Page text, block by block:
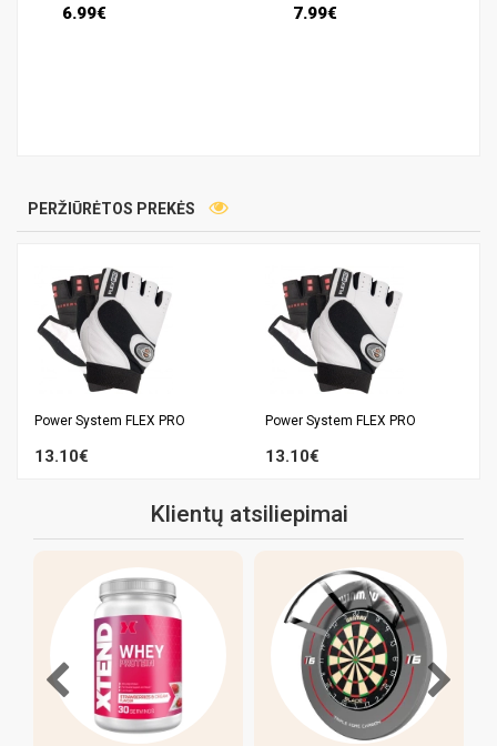
6.99€ 7.99€
PERŽIŪRĖTOS PREKĖS
Power System FLEX PRO
13.10€
Power System FLEX PRO
13.10€
Klientų atsiliepimai